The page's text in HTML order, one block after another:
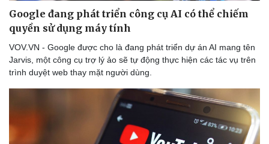
Google đang phát triển công cụ AI có thể chiếm
quyền sử dụng máy tính
VOV.VN - Google được cho là đang phát triển dự án AI mang tên
Jarvis, một công cụ trợ lý ảo sẽ tự động thực hiện các tác vụ trên
trình duyệt web thay mặt người dùng.